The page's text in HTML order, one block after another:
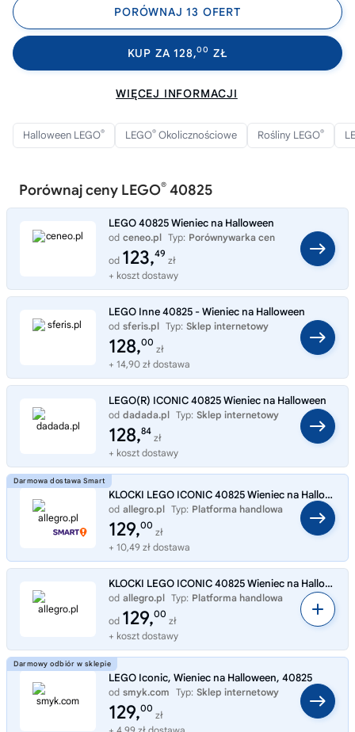
PORÓWNAJ 13 OFERT
KUP ZA 128,00 ZŁ
WIĘCEJ INFORMACJI
Halloween LEGO® LEGO® Okolicznościowe Rośliny LEGO®
Porównaj ceny LEGO® 40825
LEGO 40825 Wieniec na Halloween
od ceneo.pl Typ: Porównywarka cen
od 123,49
zł
+ koszt dostawy
LEGO Inne 40825 - Wieniec na Halloween
od sferis.pl Typ: Sklep internetowy
128,00
zł
+ 14,90 zł dostawa
LEGO(R) ICONIC 40825 Wieniec na Halloween
od dadada.pl Typ: Sklep internetowy
128,84
zł
+ koszt dostawy
KLOCKI LEGO ICONIC 40825 Wieniec na Halloween
od allegro.pl Typ: Platforma handlowa
129,00
zł
+ 10,49 zł dostawa
KLOCKI LEGO ICONIC 40825 Wieniec na Halloween
od allegro.pl Typ: Platforma handlowa
od 129,00
zł
+ koszt dostawy
LEGO Iconic, Wieniec na Halloween, 40825
od smyk.com Typ: Sklep internetowy
129,00
zł